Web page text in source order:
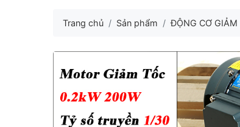
Trang chủ Sản phẩm ĐỘNG CƠ GIẢM